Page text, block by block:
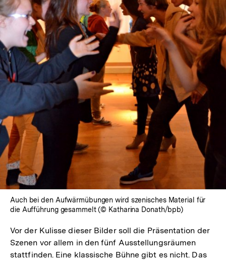
In
Lightbox
öffnen
Auch bei den Aufwärmübungen wird szenisches Material für
die Aufführung gesammelt (© Katharina Donath/bpb)
Vor der Kulisse dieser Bilder soll die Präsentation der
Szenen vor allem in den fünf Ausstellungsräumen
stattfinden. Eine klassische Bühne gibt es nicht. Das